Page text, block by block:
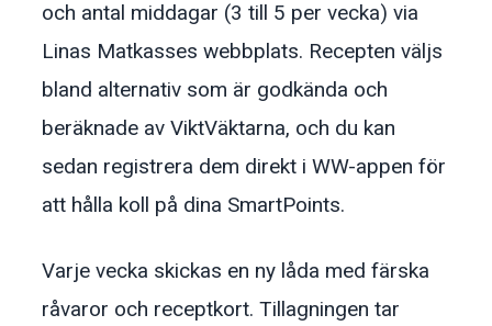
och antal middagar (3 till 5 per vecka) via
Linas Matkasses webbplats. Recepten väljs
bland alternativ som är godkända och
beräknade av ViktVäktarna, och du kan
sedan registrera dem direkt i WW-appen för
att hålla koll på dina SmartPoints.
Varje vecka skickas en ny låda med färska
råvaror och receptkort. Tillagningen tar